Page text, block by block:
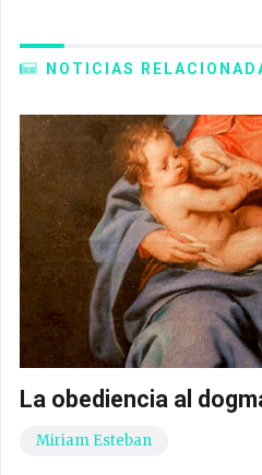
NOTICIAS
La obediencia al
Miriam Esteban